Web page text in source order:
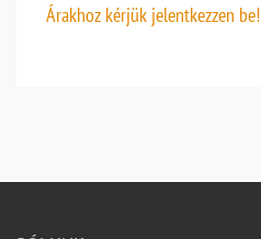
Árakhoz kérjük jelentkezzen be!